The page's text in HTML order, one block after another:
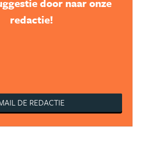
door naar onze
redactie!
DE REDACTIE